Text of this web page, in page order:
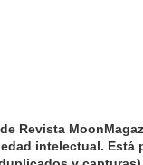
Revista
intelectual. Está